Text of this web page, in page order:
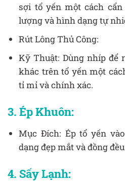
sợi tổ yến một cách
lượng và hình dạng tự
Rút Lông Thủ Công:
Kỹ Thuật: Dùng nhíp để
khác trên tổ yến một
tỉ mỉ và chính xác.
3. Ép Khuôn:
Mục Đích: Ép tổ yến
dạng đẹp mắt và đồng
4. Sấy Lạnh: